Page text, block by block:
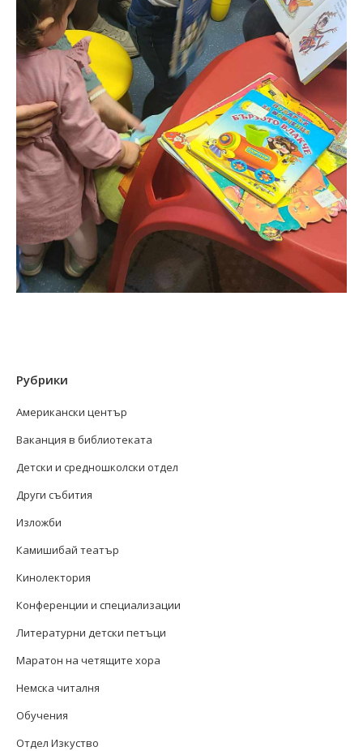
Рубрики
Американски център
Ваканция в библиотеката
Детски и средношколски отдел
Други събития
Изложби
Камишибай театър
Кинолектория
Конференции и специализации
Литературни детски петъци
Маратон на четящите хора
Немска читалня
Обучения
Отдел Изкуство